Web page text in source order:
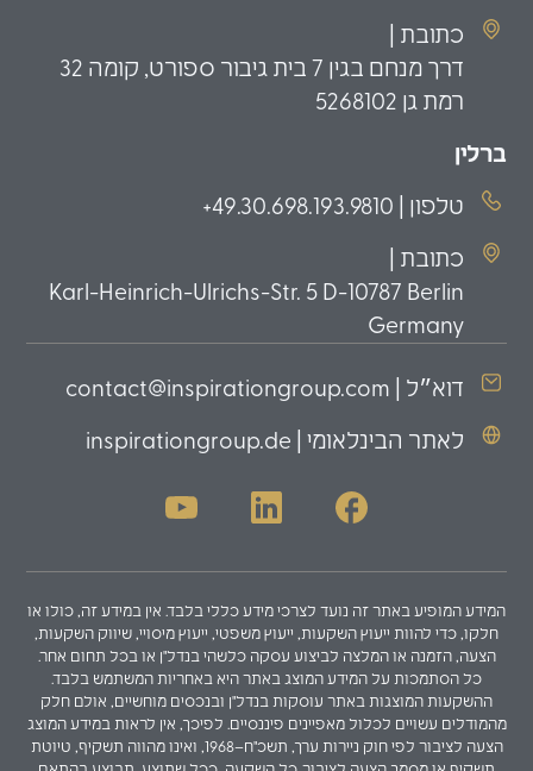
כתובת |
דרך מנחם בגין 7 בית גיבור ספורט, קומה 32
רמת גן 5268102
ברלין
טלפון | 49.30.698.193.9810+
כתובת |
Karl-Heinrich-Ulrichs-Str. 5 D-10787 Berlin
Germany
דוא״ל | contact@inspirationgroup.com
לאתר הבינלאומי | inspirationgroup.de
המידע המופיע באתר זה נועד לצרכי מידע כללי בלבד. אין במידע זה, כולו או
חלקו, כדי להוות ייעוץ השקעות, ייעוץ משפטי, ייעוץ מיסויי, שיווק השקעות,
הצעה, הזמנה או המלצה לביצוע עסקה כלשהי בנדל"ן או בכל תחום אחר.
כל הסתמכות על המידע המוצג באתר היא באחריות המשתמש בלבד.
ההשקעות המוצגות באתר עוסקות בנדל"ן ובנכסים מוחשיים, אולם חלק
מהמודלים עשויים לכלול מאפיינים פיננסיים. לפיכך, אין לראות במידע המוצג
הצעה לציבור לפי חוק ניירות ערך, תשכ"ח–1968, ואינו מהווה תשקיף, טיוטת